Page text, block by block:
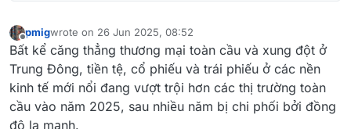
Offline
pmigwrote on 26 Jun 2025, 08:52
last edited by
Bất kể căng thẳng thương mại toàn cầu và xung đột ở
Trung Đông, tiền tệ, cổ phiếu và trái phiếu ở các nền
kinh tế mới nổi đang vượt trội hơn các thị trường toàn
cầu vào năm 2025, sau nhiều năm bị chi phối bởi đồng
đô la mạnh.